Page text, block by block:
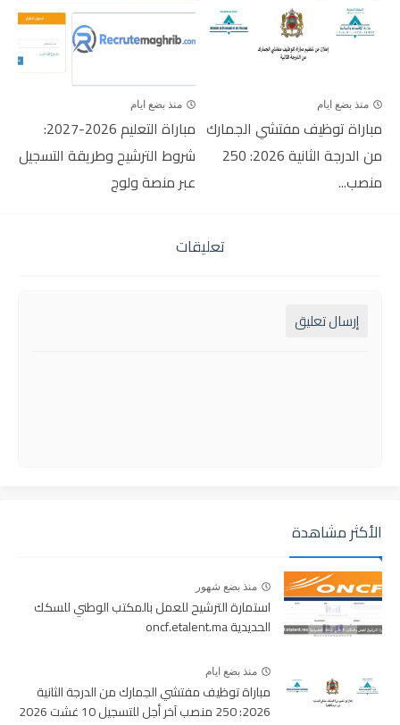
منذ بضع ايام
مباراة توظيف مفتشي الجمارك
من الدرجة الثانية 2026: 250
منصب...
منذ بضع ايام
مباراة التعليم 2026-2027:
شروط الترشيح وطريقة التسجيل
عبر منصة ولوج
تعليقات
إرسال تعليق
الأكثر مشاهدة
منذ بضع شهور
استمارة الترشيح للعمل بالمكتب الوطني للسكك
الحديدية oncf.etalent.ma
منذ بضع ايام
مباراة توظيف مفتشي الجمارك من الدرجة الثانية
2026: 250 منصب آخر أجل للتسجيل 10 غشت 2026